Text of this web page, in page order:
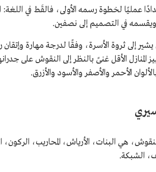
عمليًا لخطوة رسمه الأولى، فالقَط في
في التصميم إلى نصفين.
إلى ثروة الأسرة، وفقًا لدرجة مهارة
الأقل غنىً بالنظر إلى النقوش على
الأحمر والأصفر والأسود والأزرق.
هي البنات، الأرياش، المحاريب، الركون،
الشبكة.